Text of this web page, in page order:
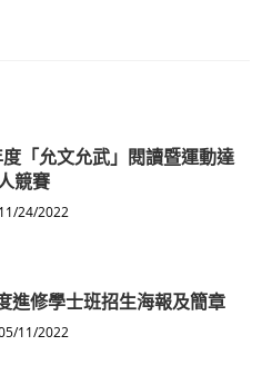
「允文允武」閱讀暨運動達
競賽
11/24/2022
進修學士班招生海報及簡章
11/2022